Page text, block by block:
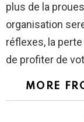
plus de la
organisation
réflexes, la
de profiter de
MORE